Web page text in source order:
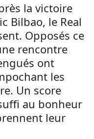
la victoire
Bilbao, le Real
Opposés ce
rencontre
ont
les
Un score
au bonheur
leur